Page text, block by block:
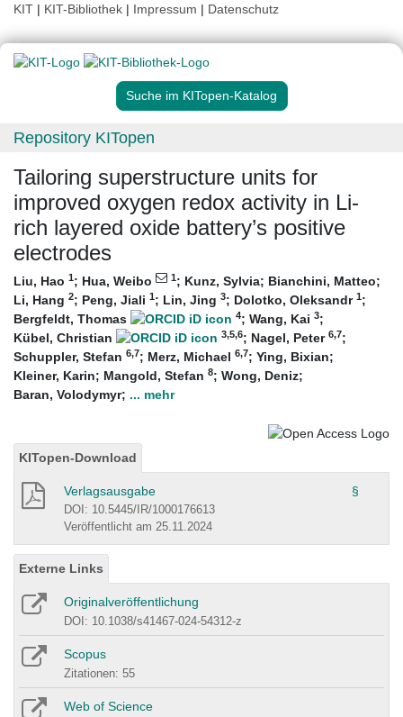
KIT | KIT-Bibliothek | Impressum | Datenschutz
Suche im KITopen-Katalog
Repository KITopen
Tailoring superstructure units for
improved oxygen redox activity in Li-
rich layered oxide battery’s positive
electrodes
Liu, Hao 1; Hua, Weibo 1; Kunz, Sylvia; Bianchini, Matteo;
Li, Hang 2; Peng, Jiali 1; Lin, Jing 3; Dolotko, Oleksandr 1;
Bergfeldt, Thomas
4; Wang, Kai 3;
Kübel, Christian
3,5,6; Nagel, Peter 6,7;
Schuppler, Stefan 6,7; Merz, Michael 6,7; Ying, Bixian;
Kleiner, Karin; Mangold, Stefan 8; Wong, Deniz;
Baran, Volodymyr; ... mehr
KITopen-Download
Verlagsausgabe §
DOI: 10.5445/IR/1000176613
Veröffentlicht am 25.11.2024
Externe Links
Originalveröffentlichung
DOI: 10.1038/s41467-024-54312-z
Scopus
Zitationen: 55
Web of Science